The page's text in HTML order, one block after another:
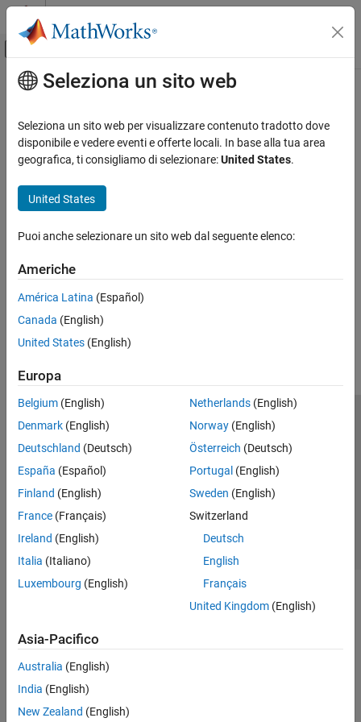
Vai al contenuto
Attiva/disattiva menu di navigazione
Pagina iniziale della documentazione
Contenuto principale
Seleziona un sito web
Seleziona un sito web per visualizzare contenuto tradotto dove
disponibile e vedere eventi e offerte locali. In base alla tua area
geografica, ti consigliamo di selezionare:United States.
United States
Puoi anche selezionare un sito web dal seguente elenco:
Americhe
América Latina (Español)
Canada (English)
United States (English)
Europa
Belgium (English)
Denmark (English)
Deutschland (Deutsch)
España (Español)
Finland (English)
France (Français)
Ireland (English)
Italia (Italiano)
Luxembourg (English)
Netherlands(English)
Norway(English)
Österreich (Deutsch)
Portugal (English)
Sweden (English)
Switzerland
Deutsch
English
Français
United Kingdom(English)
Asia-Pacifico
Australia (English)
India (English)
New Zealand (English)
Centro di fiducia
Informativa sulla privacy
Antipirateria
Stato dell'applicazione
Contatti
© 1994-2026 The MathWorks, Inc.